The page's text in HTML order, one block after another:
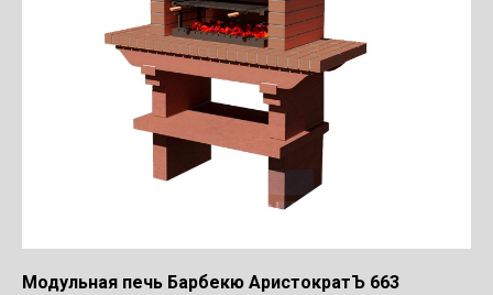
Модульная печь Барбекю АристократЪ 663